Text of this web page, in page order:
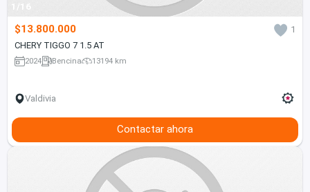
1/16
$13.800.000
1
CHERY TIGGO 7 1.5 AT
2024 Bencina 13194 km
Valdivia
Contactar ahora